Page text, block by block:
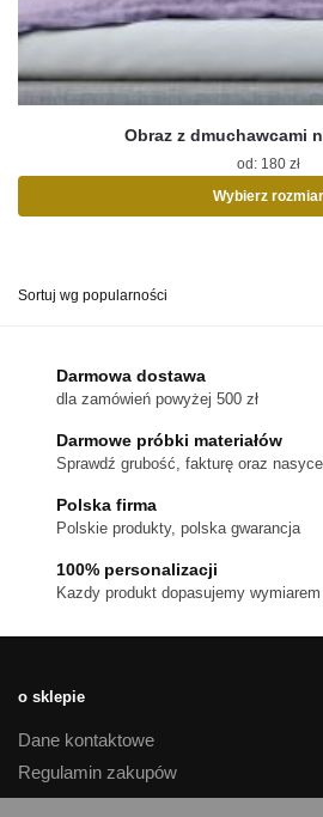
Obraz z dmuchawcami
od: 180 zł
Wybierz rozmiar
stronie
produktu
Darmowa dostawa
dla zamówień powyżej 500 zł
Darmowe próbki materiałów
Sprawdź grubość, fakturę oraz
Polska firma
Polskie produkty, polska gwarancja
100% personalizacji
Kazdy produkt dopasujemy
o sklepie
Dane kontaktowe
Regulamin zakupów
Polityka prywatności